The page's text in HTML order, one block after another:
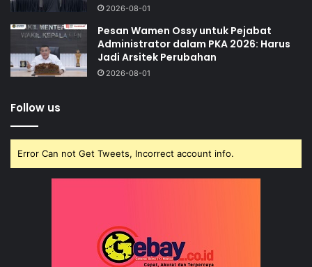
2026-08-01
Pesan Wamen Ossy untuk Pejabat
Administrator dalam PKA 2026: Harus
Jadi Arsitek Perubahan
2026-08-01
Follow us
Error Can not Get Tweets, Incorrect account info.